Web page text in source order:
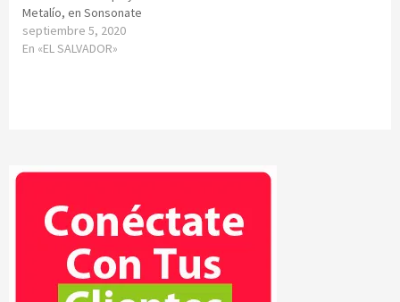
Metalío, en Sonsonate
septiembre 5, 2020
En «EL SALVADOR»